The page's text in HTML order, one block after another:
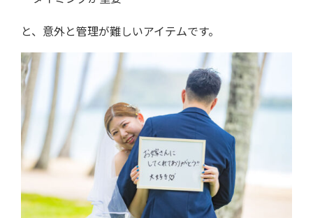
と、意外と管理が難しいアイテムです。